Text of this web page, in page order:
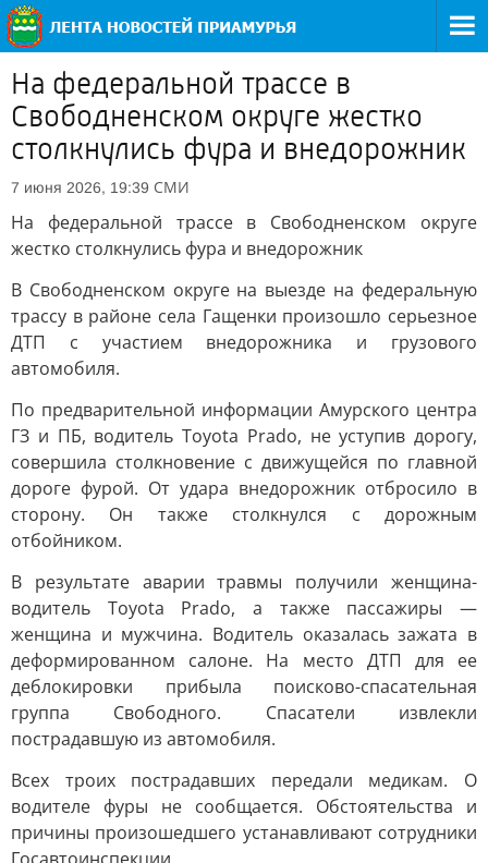
На федеральной трассе в
Свободненском округе жестко
столкнулись фура и внедорожник
7 июня 2026, 19:39 СМИ
На федеральной трассе в Свободненском округе
жестко столкнулись фура и внедорожник
В Свободненском округе на выезде на федеральную
трассу в районе села Гащенки произошло серьезное
ДТП с участием внедорожника и грузового
автомобиля.
По предварительной информации Амурского центра
ГЗ и ПБ, водитель Toyota Prado, не уступив дорогу,
совершила столкновение с движущейся по главной
дороге фурой. От удара внедорожник отбросило в
сторону. Он также столкнулся с дорожным
отбойником.
В результате аварии травмы получили женщина-
водитель Toyota Prado, а также пассажиры —
женщина и мужчина. Водитель оказалась зажата в
деформированном салоне. На место ДТП для ее
деблокировки прибыла поисково-спасательная
группа Свободного. Спасатели извлекли
пострадавшую из автомобиля.
Всех троих пострадавших передали медикам. О
водителе фуры не сообщается. Обстоятельства и
причины произошедшего устанавливают сотрудники